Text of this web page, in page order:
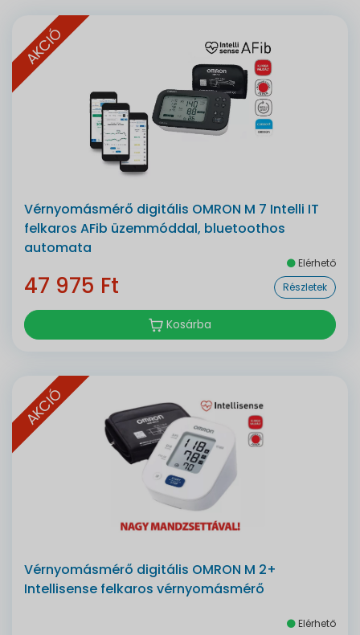
AKCIÓ
Vérnyomásmérő digitális OMRON M 7 Intelli IT
felkaros AFib üzemmóddal, bluetoothos
automata
Elérhető
47 975 Ft Részletek
Kosárba
AKCIÓ
Vérnyomásmérő digitális OMRON M 2+
Intellisense felkaros vérnyomásmérő
Elérhető